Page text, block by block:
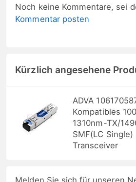
Noch keine Kommentare, sei
Kommentar posten
Kürzlich angesehene
ADVA
Kompatibles
1310nm-TX/
SMF(LC
Transceiver